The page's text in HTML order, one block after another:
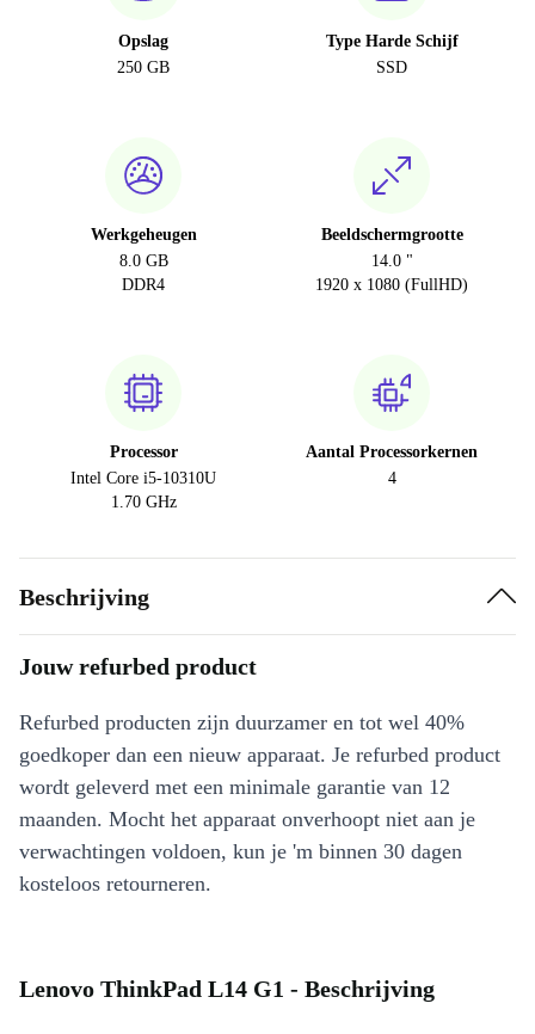
Opslag
250 GB
Type Harde Schijf
SSD
Werkgeheugen
8.0 GB
DDR4
Beeldschermgrootte
14.0 "
1920 x 1080 (FullHD)
Processor
Intel Core i5-10310U
1.70 GHz
Aantal Processorkernen
4
Beschrijving
Jouw refurbed product
Refurbed producten zijn duurzamer en tot wel 40%
goedkoper dan een nieuw apparaat. Je refurbed product
wordt geleverd met een minimale garantie van 12
maanden. Mocht het apparaat onverhoopt niet aan je
verwachtingen voldoen, kun je 'm binnen 30 dagen
kosteloos retourneren.
Lenovo ThinkPad L14 G1 - Beschrijving